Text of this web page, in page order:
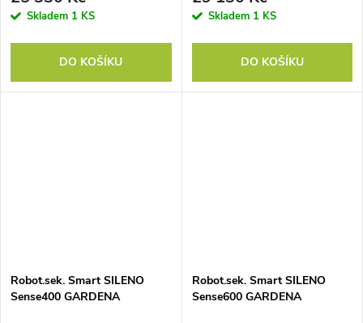
Skladem 1 KS
DO KOŠÍKU
Skladem 1 KS
DO KOŠÍKU
Robot.sek. Smart SILENO
Sense400 GARDENA
Robot.sek. Smart SILENO
Sense600 GARDENA